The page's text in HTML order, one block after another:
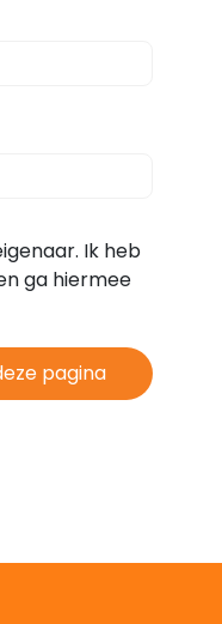
Ik heb
ga hiermee